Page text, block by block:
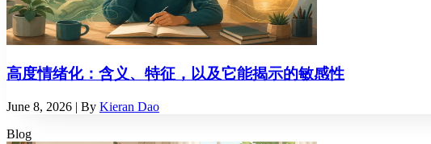
高度情绪化：含义、特征，以及它能揭示的敏感性
June 8, 2026 | By Kieran Dao
Blog